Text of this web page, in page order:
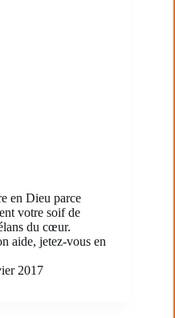
en Dieu parce
votre soif de
du cœur.
aide, jetez-vous en
2017